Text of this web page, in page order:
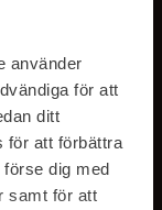
använder
för att
ditt
för att förbättra
dig med
samt för att
. Du kan melde deg